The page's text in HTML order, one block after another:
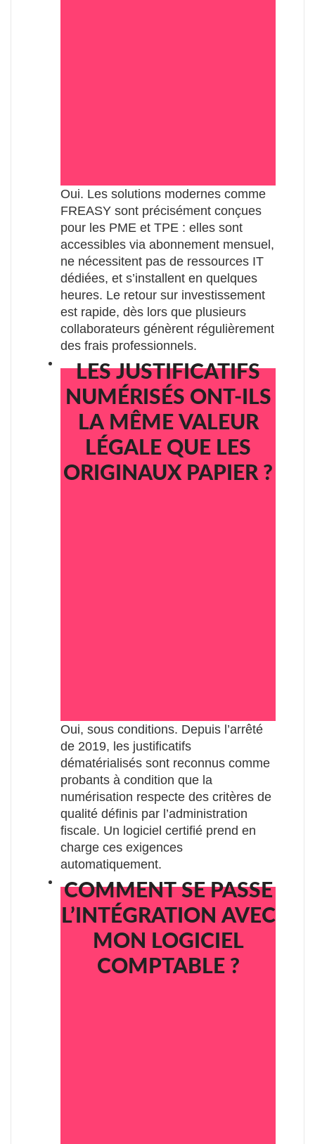
Oui. Les solutions modernes comme
FREASY sont précisément conçues
pour les PME et TPE : elles sont
accessibles via abonnement mensuel,
ne nécessitent pas de ressources IT
dédiées, et s’installent en quelques
heures. Le retour sur investissement
est rapide, dès lors que plusieurs
collaborateurs génèrent régulièrement
des frais professionnels.
LES JUSTIFICATIFS
NUMÉRISÉS ONT-ILS
LA MÊME VALEUR
LÉGALE QUE LES
ORIGINAUX PAPIER ?
Oui, sous conditions. Depuis l’arrêté
de 2019, les justificatifs
dématérialisés sont reconnus comme
probants à condition que la
numérisation respecte des critères de
qualité définis par l’administration
fiscale. Un logiciel certifié prend en
charge ces exigences
automatiquement.
COMMENT SE PASSE
L’INTÉGRATION AVEC
MON LOGICIEL
COMPTABLE ?